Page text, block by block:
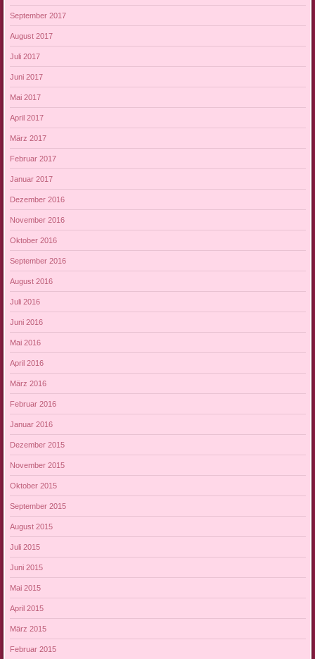
September 2017
August 2017
Juli 2017
Juni 2017
Mai 2017
April 2017
März 2017
Februar 2017
Januar 2017
Dezember 2016
November 2016
Oktober 2016
September 2016
August 2016
Juli 2016
Juni 2016
Mai 2016
April 2016
März 2016
Februar 2016
Januar 2016
Dezember 2015
November 2015
Oktober 2015
September 2015
August 2015
Juli 2015
Juni 2015
Mai 2015
April 2015
März 2015
Februar 2015